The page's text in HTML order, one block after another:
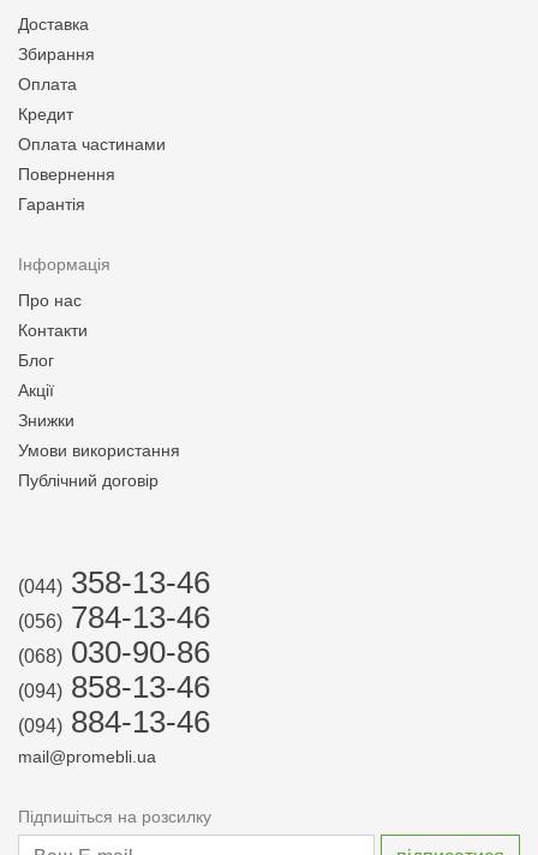
Доставка
Збирання
Оплата
Кредит
Оплата частинами
Повернення
Гарантія
Інформація
Про нас
Контакти
Блог
Акції
Знижки
Умови використання
Публічний договір
(044) 358-13-46
(056) 784-13-46
(068) 030-90-86
(094) 858-13-46
(094) 884-13-46
mail@promebli.ua
Підпишіться на розсилку